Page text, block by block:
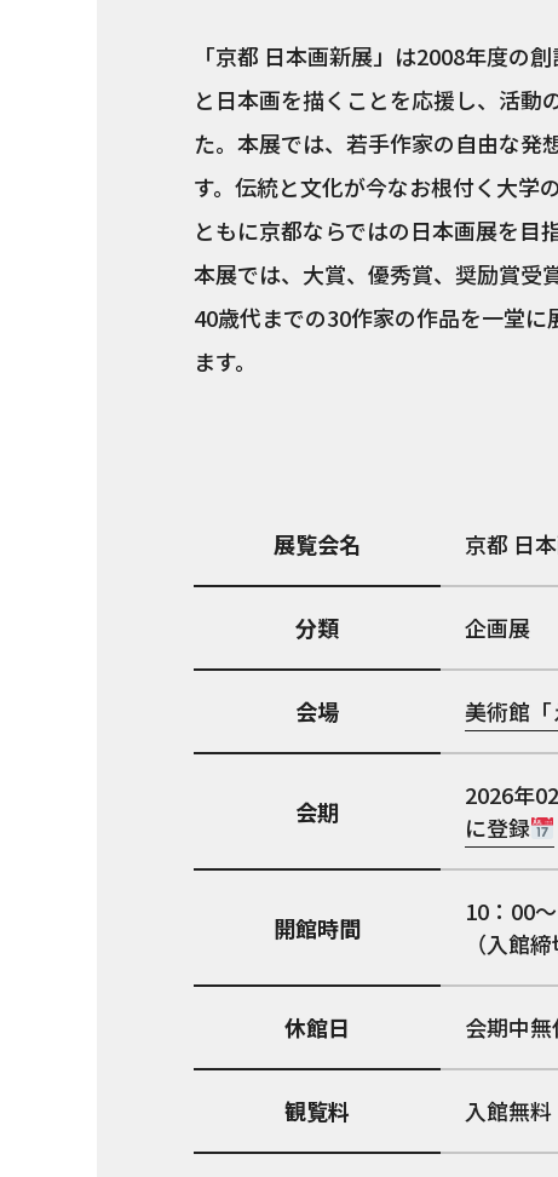
「京都 日本画新展」は2008年度の
と日本画を描くことを応援し、活動
た。本展では、若手作家の自由な発
す。伝統と文化が今なお根付く大学
ともに京都ならではの日本画展を目
本展では、大賞、優秀賞、奨励賞受
40歳代までの30作家の作品を一堂
ます。
展覧会名 京都 日
分類 企画展
会場 美術館「
会期
2026年
に登録
開館時間
10：00
（入館
休館日 会期中無
観覧料 入館無料